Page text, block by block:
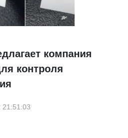
компания
контроля
21:51:03